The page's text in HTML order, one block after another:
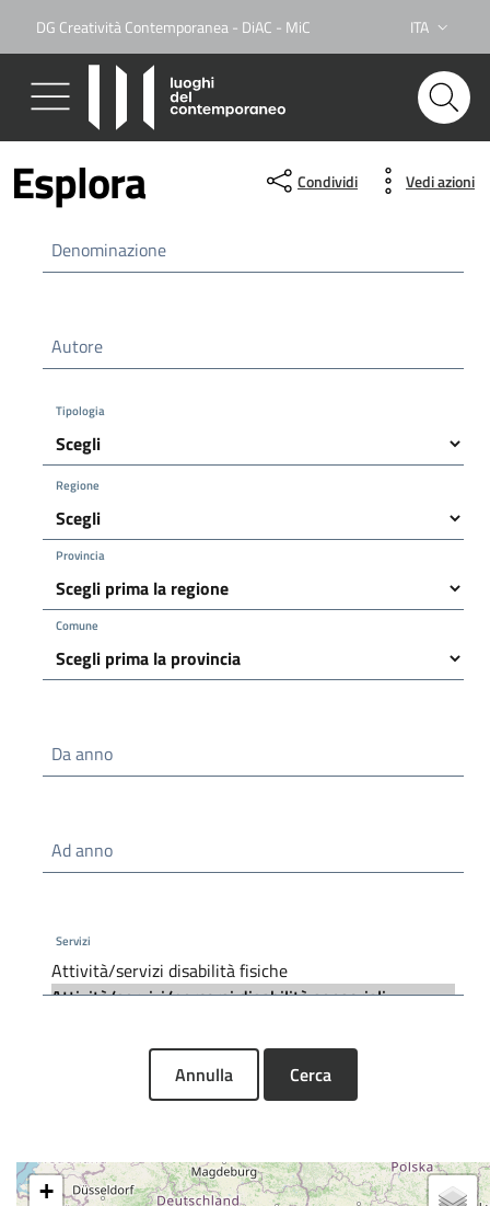
DG Creatività Contemporanea - DiAC - MiC Lingua
ITA
Esplora Condividi Vedi azioni
Denominazione
Autore
Tipologia
Regione
Provincia
Comune
Da anno
Ad anno
Servizi
Annulla Cerca
+